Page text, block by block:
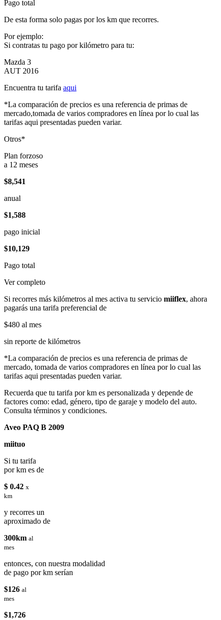
Pago total
De esta forma solo pagas por los km que recorres.
Por ejemplo:
Si contratas tu pago por kilómetro para tu:
Mazda 3
AUT 2016
Encuentra tu tarifa aqui
*La comparación de precios es una referencia de primas de
mercado,tomada de varios compradores en línea por lo cual las
tarifas aqui presentadas pueden variar.
Otros*
Plan forzoso
a 12 meses
$8,541
anual
$1,588
pago inicial
$10,129
Pago total
Ver completo
Si recorres más kilómetros al mes activa tu servicio miiflex, ahora
pagarás una tarifa preferencial de
$480 al mes
sin reporte de kilómetros
*La comparación de precios es una referencia de primas de
mercado, tomada de varios compradores en línea por lo cual las
tarifas aqui presentadas pueden variar.
Recuerda que tu tarifa por km es personalizada y depende de
factores como: edad, género, tipo de garaje y modelo del auto.
Consulta términos y condiciones.
Aveo PAQ B 2009
miituo
Si tu tarifa
por km es de
$ 0.42 x
km
y recorres un
aproximado de
300km al
mes
entonces, con nuestra modalidad
de pago por km serían
$126 al
mes
$1,726